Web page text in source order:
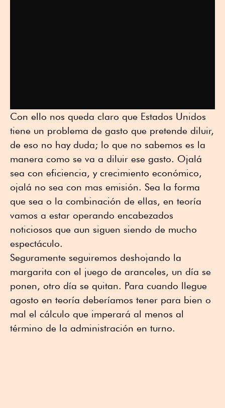
Con ello nos queda claro que Estados Unidos
tiene un problema de gasto que pretende diluir,
de eso no hay duda; lo que no sabemos es la
manera como se va a diluir ese gasto. Ojalá
sea con eficiencia, y crecimiento económico,
ojalá no sea con mas emisión. Sea la forma
que sea o la combinación de ellas, en teoría
vamos a estar operando encabezados
noticiosos que aun siguen siendo de mucho
espectáculo.
Seguramente seguiremos deshojando la
margarita con el juego de aranceles, un día se
ponen, otro día se quitan. Para cuando llegue
agosto en teoría deberíamos tener para bien o
mal el cálculo que imperará al menos al
término de la administración en turno.